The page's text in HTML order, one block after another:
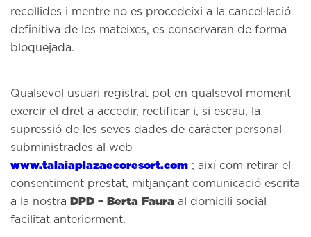
recollides i mentre no es procedeixi a la cancel·lació
definitiva de les mateixes, es conservaran de forma
bloquejada.
Qualsevol usuari registrat pot en qualsevol moment
exercir el dret a accedir, rectificar i, si escau, la
supressió de les seves dades de caràcter personal
subministrades al web
www.talaiaplazaecoresort.com ; així com retirar el
consentiment prestat, mitjançant comunicació escrita
a la nostra DPD – Berta Faura al domicili social
facilitat anteriorment.